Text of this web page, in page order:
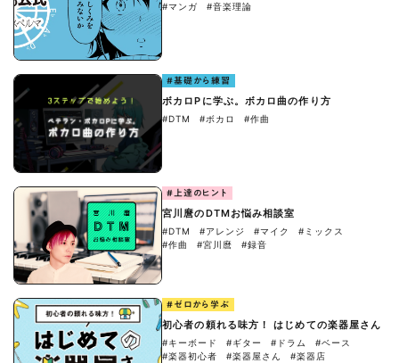
#マンガ #音楽理論
#基礎から練習
ボカロPに学ぶ。ボカロ曲の作り方
#DTM #ボカロ #作曲
#上達のヒント
宮川麿のDTMお悩み相談室
#DTM #アレンジ #マイク
#ミックス
#作曲
#宮川麿 #録音
#ゼロから学ぶ
初心者の頼れる味方！ はじめての楽器屋さん
#キーボード #ギター #ドラム
#ベース
#楽器初心者
#楽器屋さん #楽器店